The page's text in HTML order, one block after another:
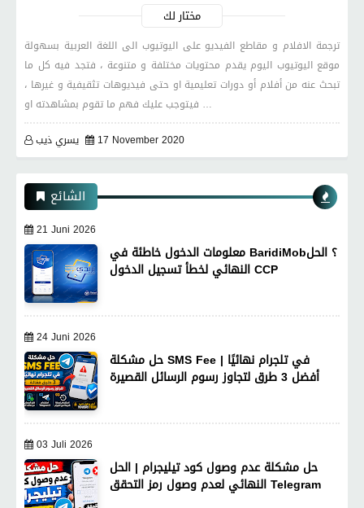
مختار لك
ترجمة الافلام و مقاطع الفيديو على اليوتيوب الى اللغة العربية بسهولة
موقع اليوتيوب اليوم يقدم محتويات مختلفة و متنوعة ، فتجد فيه كل ما
تبحث عنه من أفلام أو دورات تعليمية او حتى فيديوهات تثقيفية و غيرها ،
فيتوجب عليك فهم ما تقوم بمشاهدته او …
يسري ذيب
17 November 2020
الشائع
21 Juni 2026
معلومات الدخول خاطئة في BaridiMob؟ الحل
النهائي لخطأ تسجيل الدخول CCP
24 Juni 2026
حل مشكلة SMS Fee في تلجرام نهائيًا |
أفضل 3 طرق لتجاوز رسوم الرسائل القصيرة
03 Juli 2026
حل مشكلة عدم وصول كود تيليجرام | الحل
النهائي لعدم وصول رمز التحقق Telegram